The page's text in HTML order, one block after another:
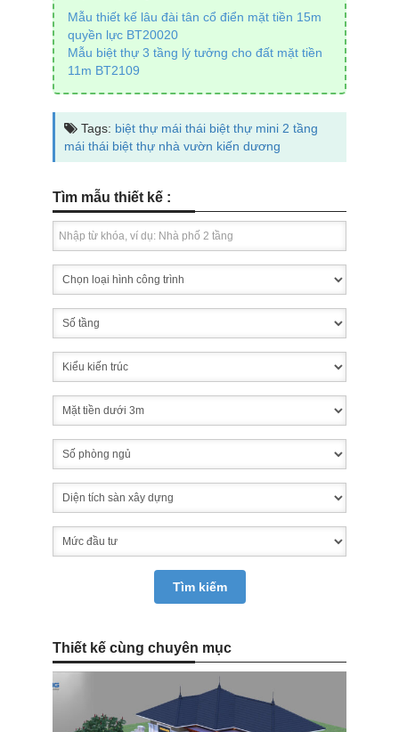
Mẫu thiết kế lâu đài tân cổ điển mặt tiền 15m
quyền lực BT20020
Mẫu biệt thự 3 tầng lý tưởng cho đất mặt tiền
11m BT2109
Tags: biệt thự mái thái biệt thự mini 2 tầng
mái thái biệt thự nhà vườn kiến dương
Tìm mẫu thiết kế :
Thiết kế cùng chuyên mục